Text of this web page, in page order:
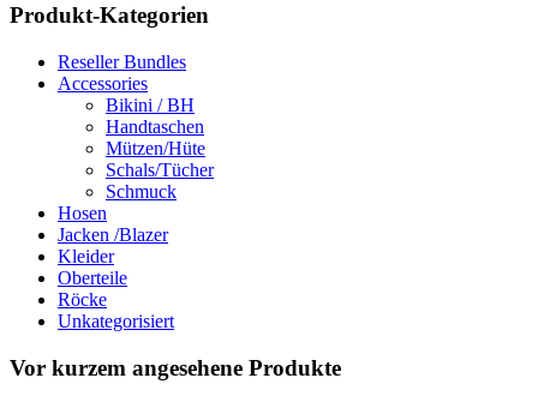
Produkt-Kategorien
Reseller Bundles
Accessories
Bikini / BH
Handtaschen
Mützen/Hüte
Schals/Tücher
Schmuck
Hosen
Jacken /Blazer
Kleider
Oberteile
Röcke
Unkategorisiert
Vor kurzem angesehene Produkte